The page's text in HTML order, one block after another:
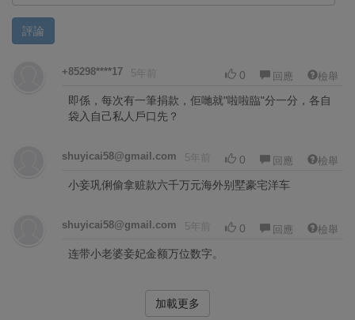
評論
+85298****17 5年前 0 回應 檢舉
即係，每次有一筆捐款，佢哋就"啦啦臨"分一分，各自
袋入自己私人戶口先？
shuyicai58@gmail.com 5年前 0 回應 檢舉
小妾巩俐偷拿赃款六千万元海外别墅豪宅洋车
shuyicai58@gmail.com 5年前 0 回應 檢舉
连带小老婆妾妃金额万位数字。
加載更多